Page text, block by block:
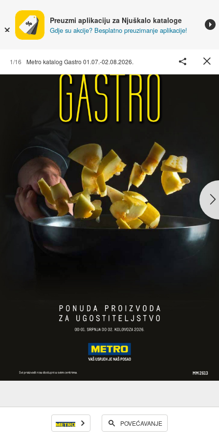
Preuzmi aplikaciju za Njuškalo kataloge
Gdje su akcije? Besplatno preuzimanje aplikacije!
1/16 Metro katalog Gastro 01.07.-02.08.2026.
POVEĆAVANJE